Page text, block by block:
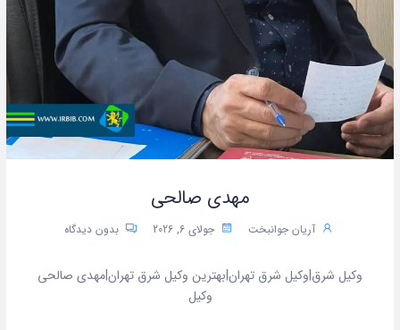
مهدی صالحی
آریان جوانبخت جولای 6, 2026 بدون دیدگاه
وکیل شرق|وکیل شرق تهران|بهترین وکیل شرق تهران|مهدی صالحی
وکیل